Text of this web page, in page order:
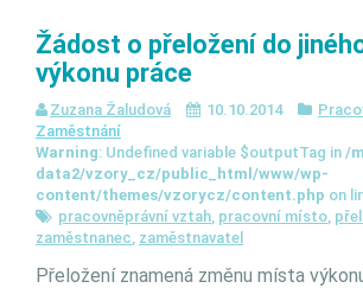
Žádost o přeložení do
výkonu práce
Zuzana Žaludová 10.10.2014
Zaměstnání
Warning: Undefined variable $outputTag in /
data2/vzory_cz/public_html/www/wp-
content/themes/vzorycz/content.php on
pracovněprávní vztah, pracovní místo,
zaměstnanec, zaměstnavatel
Přeložení znamená změnu místa